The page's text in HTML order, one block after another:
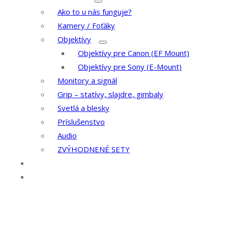
Ako to u nás funguje?
Kamery / Foťáky
Objektívy
Objektívy pre Canon (EF Mount)
Objektívy pre Sony (E-Mount)
Monitory a signál
Grip – statívy, slajdre, gimbaly
Svetlá a blesky
Príslušenstvo
Audio
ZVÝHODNENÉ SETY